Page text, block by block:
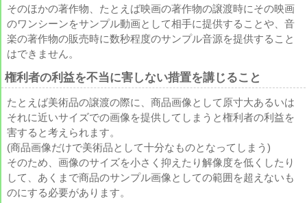
そのほかの著作物、たとえば映画の著作物の譲渡時にその映画
のワンシーンをサンプル動画として相手に提供することや、音
楽の著作物の販売時に数秒程度のサンプル音源を提供すること
はできません。
権利者の利益を不当に害しない措置を講じること
たとえば美術品の譲渡の際に、商品画像として原寸大あるいは
それに近いサイズでの画像を提供してしまうと権利者の利益を
害すると考えられます。
(商品画像だけで美術品として十分なものとなってしまう)
そのため、画像のサイズを小さく抑えたり解像度を低くしたり
して、あくまで商品のサンプル画像としての範囲を超えないも
のにする必要があります。